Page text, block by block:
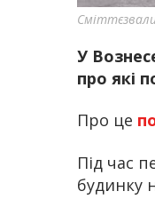
У
про які
Про це
Під час
будинку